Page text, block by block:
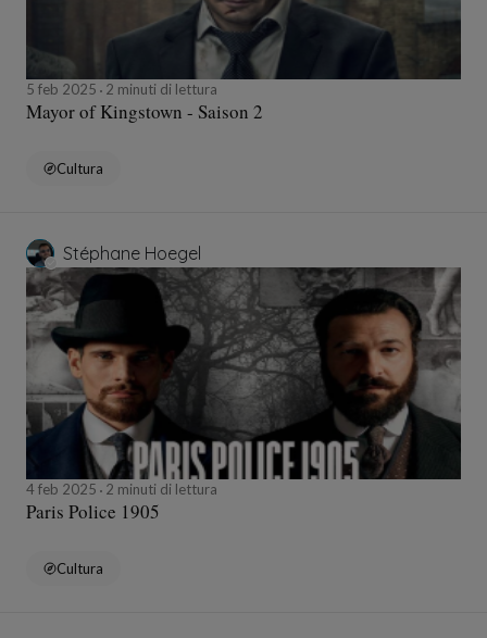
5 feb 2025 2 minuti di lettura
Mayor of Kingstown - Saison 2
Cultura
Stéphane Hoegel
4 feb 2025 2 minuti di lettura
Paris Police 1905
Cultura